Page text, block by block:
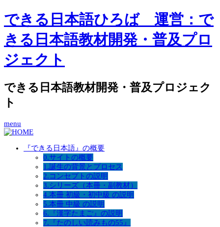
できる日本語ひろば 運営：で
きる日本語教材開発・普及プロ
ジェクト
できる日本語教材開発・普及プロジェク
ト
menu
『できる日本語』の概要
0.サイトの概要
1.誕生の背景とプロセス
2.コンセプトの説明
3.シリーズ（本冊・副教材）
4.本冊 初級・初中級 の説明
5.本冊 中級 の説明
6.『漢字たまご』の説明
7.『たのしい読みもの55』